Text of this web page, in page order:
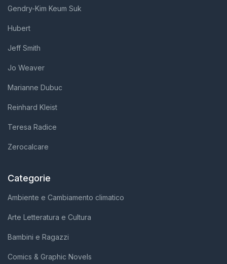
Gendry-Kim Keum Suk
Hubert
Jeff Smith
Jo Weaver
Marianne Dubuc
Reinhard Kleist
Teresa Radice
Zerocalcare
Categorie
Ambiente e Cambiamento climatico
Arte Letteratura e Cultura
Bambini e Ragazzi
Comics & Graphic Novels